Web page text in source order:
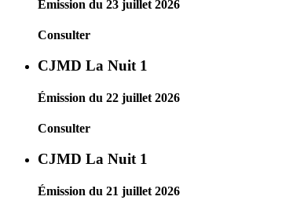
Émission du 23 juillet 2026
Consulter
CJMD La Nuit 1
Émission du 22 juillet 2026
Consulter
CJMD La Nuit 1
Émission du 21 juillet 2026